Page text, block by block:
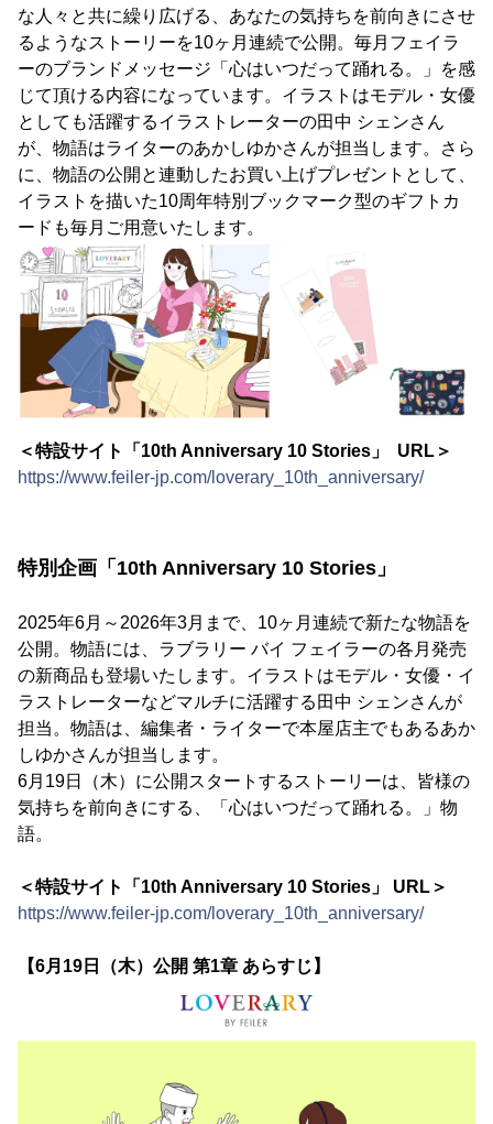
な人々と共に繰り広げる、あなたの気持ちを前向きにさせ
るようなストーリーを10ヶ月連続で公開。毎月フェイラ
ーのブランドメッセージ「心はいつだって踊れる。」を感
じて頂ける内容になっています。イラストはモデル・女優
としても活躍するイラストレーターの田中 シェンさん
が、物語はライターのあかしゆかさんが担当します。さら
に、物語の公開と連動したお買い上げプレゼントとして、
イラストを描いた10周年特別ブックマーク型のギフトカ
ードも毎月ご用意いたします。
＜特設サイト「10th Anniversary 10 Stories」 URL＞
https://www.feiler-jp.com/loverary_10th_anniversary/
特別企画「10th Anniversary 10 Stories」
2025年6月～2026年3月まで、10ヶ月連続で新たな物語を
公開。物語には、ラブラリー バイ フェイラーの各月発売
の新商品も登場いたします。イラストはモデル・女優・イ
ラストレーターなどマルチに活躍する田中 シェンさんが
担当。物語は、編集者・ライターで本屋店主でもあるあか
しゆかさんが担当します。
6月19日（木）に公開スタートするストーリーは、皆様の
気持ちを前向きにする、「心はいつだって踊れる。」物
語。
＜特設サイト「10th Anniversary 10 Stories」 URL＞
https://www.feiler-jp.com/loverary_10th_anniversary/
【6月19日（木）公開 第1章 あらすじ】